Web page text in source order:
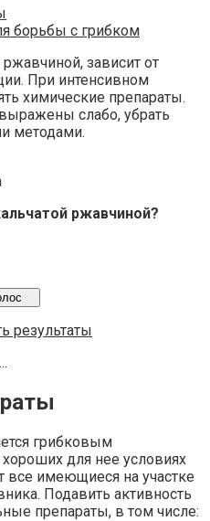
борьбы с грибком
зависит от
При интенсивном
химические препараты.
слабо, убрать
методами.
ржавчиной?
результаты
грибковым
для нее условиях
имеющиеся на участке
Подавить активность
препараты, в том числе: